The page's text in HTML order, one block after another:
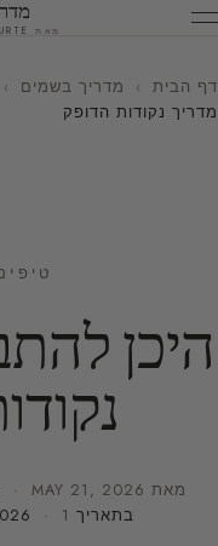
מאת SYLVAINE DELACOURTE
דף הבית › מדריך בשמים ›
מדריך נקודות הדופק
היכן
מאת · MAY 21, 2026
בתאריך · 1 דק׳ קריאה